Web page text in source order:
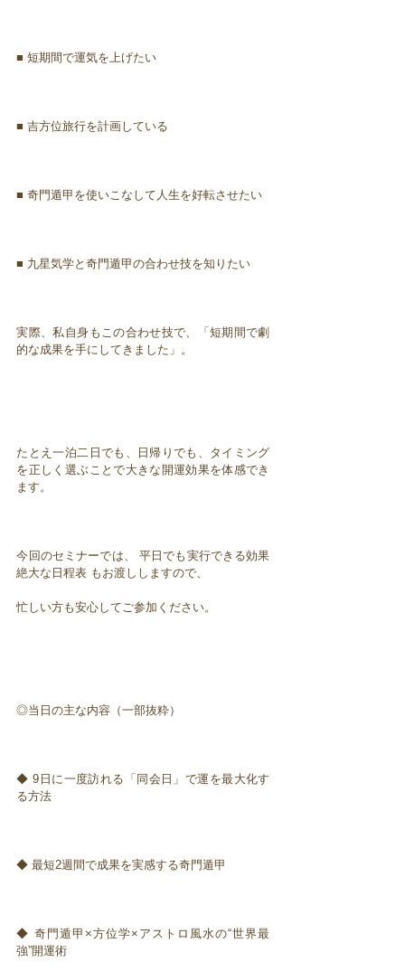
■ 短期間で運気を上げたい
■ 吉方位旅行を計画している
■ 奇門遁甲を使いこなして人生を好転させたい
■ 九星気学と奇門遁甲の合わせ技を知りたい
実際、私自身もこの合わせ技で、「短期間で劇
的な成果を手にしてきました」。
たとえ一泊二日でも、日帰りでも、タイミング
を正しく選ぶことで大きな開運効果を体感でき
ます。
今回のセミナーでは、 平日でも実行できる効果
絶大な日程表 もお渡ししますので、
忙しい方も安心してご参加ください。
◎当日の主な内容（一部抜粋）
◆ 9日に一度訪れる「同会日」で運を最大化す
る方法
◆ 最短2週間で成果を実感する奇門遁甲
◆ 奇門遁甲×方位学×アストロ風水の“世界最
強”開運術